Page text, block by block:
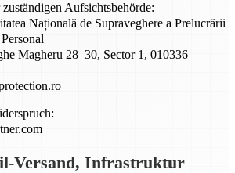
Aufsichtsbehörde:
Națională de Supraveghere a Prelucrării
Magheru 28–30, Sector 1, 010336
Versand, Infrastruktur